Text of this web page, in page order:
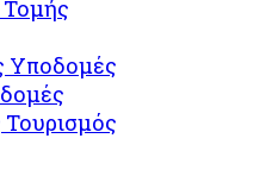
Υποδομές​